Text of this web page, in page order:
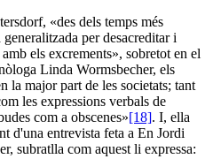
«des dels temps més
per desacreditar i
els excrements», sobretot en el
Linda Wormsbecher, els
la major part de les societats; tant
les expressions verbals de
com a obscenes»[18]. I, ella
d'una entrevista feta a En Jordi
subratlla com aquest li expressa: